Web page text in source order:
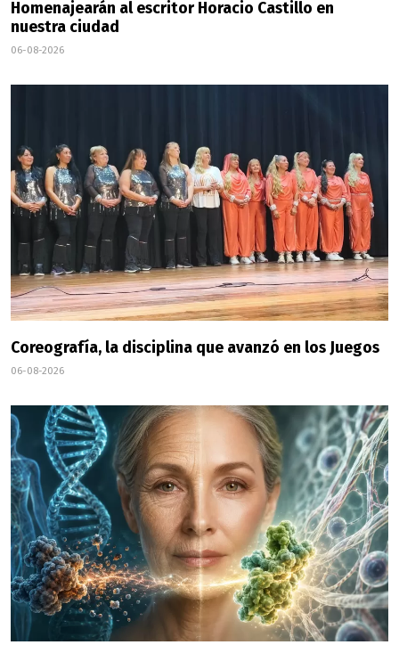
Homenajearán al escritor Horacio Castillo en
nuestra ciudad
06-08-2026
Coreografía, la disciplina que avanzó en los Juegos
06-08-2026